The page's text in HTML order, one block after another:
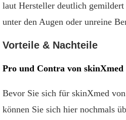
laut Hersteller deutlich
unter den Augen oder unreine
Vorteile & Nachteile
Pro und Contra von skinXmed
Bevor Sie sich für skinXmed
können Sie sich hier nochmals